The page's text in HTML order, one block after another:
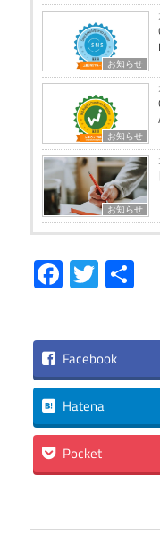
お知らせ
お知らせ
お知らせ
Facebook
Facebook
Hatena
Pocket